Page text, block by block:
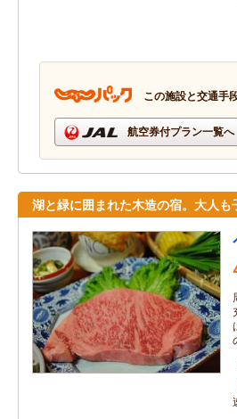
この施設と交通手
航空券付プラン一覧へ
湖と緑に囲まれた木造の宿。大人